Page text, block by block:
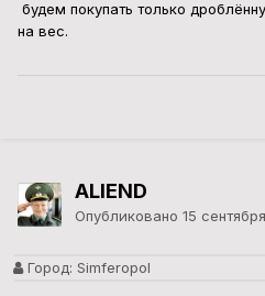
будем покупать только
на вес.
ALIEND
Опубликовано 15
Город: Simferopol